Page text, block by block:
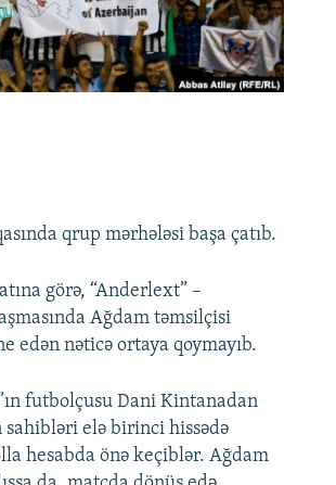
KITABXANASI
STANDARTLARIMIZ
qrup mərhələsi başa çatıb.
görə, “Anderlext” –
Ağdam təmsilçisi
edən nəticə ortaya qoymayıb.
futbolçusu Dani Kintanadan
sahibləri elə birinci hissədə
hesabda önə keçiblər. Ağdam